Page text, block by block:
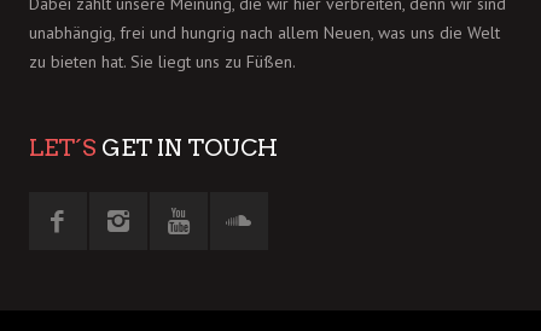
unabhängig, frei und hungrig nach allem Neuen, was uns die Welt
zu bieten hat. Sie liegt uns zu Füßen.
LET´S GET IN TOUCH